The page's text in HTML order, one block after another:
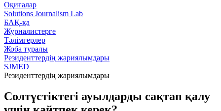
Оқиғалар
Solutions Journalism Lab
БАҚ-қа
Журналистерге
Тәлімгерлер
Жоба туралы
Резиденттердің жариялымдары
SJMED
Резиденттердің жариялымдары
Солтүстіктегі ауылдарды сақтап қалу